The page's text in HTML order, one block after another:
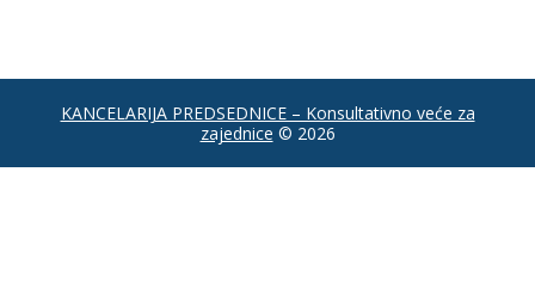
KANCELARIJA PREDSEDNICE – Konsultativno veće za
zajednice © 2026